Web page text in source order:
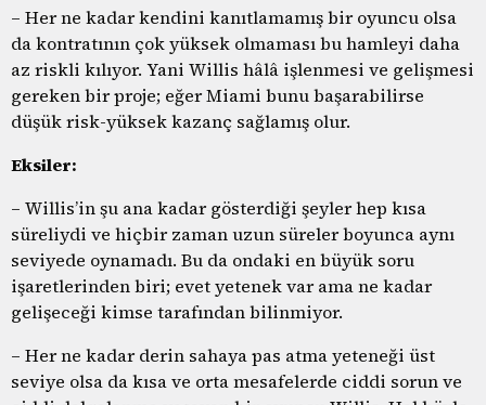
– Her ne kadar kendini kanıtlamamış bir oyuncu olsa
da kontratının çok yüksek olmaması bu hamleyi daha
az riskli kılıyor. Yani Willis hâlâ işlenmesi ve gelişmesi
gereken bir proje; eğer Miami bunu başarabilirse
düşük risk-yüksek kazanç sağlamış olur.
Eksiler:
– Willis’in şu ana kadar gösterdiği şeyler hep kısa
süreliydi ve hiçbir zaman uzun süreler boyunca aynı
seviyede oynamadı. Bu da ondaki en büyük soru
işaretlerinden biri; evet yetenek var ama ne kadar
gelişeceği kimse tarafından bilinmiyor.
– Her ne kadar derin sahaya pas atma yeteneği üst
seviye olsa da kısa ve orta mesafelerde ciddi sorun ve